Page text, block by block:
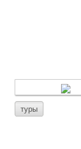
туры